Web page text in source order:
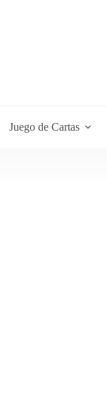
Juego de Cartas